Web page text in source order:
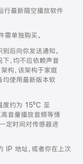
行最新隔空播放软件
单独购买。
后向你发送通知。
，均不应依赖声音
构，该架构于家庭
使用最新版本软
度约为 15ºC 至
音量播放音频等情
定时间对传感器进
IP 地址，或者你在上次